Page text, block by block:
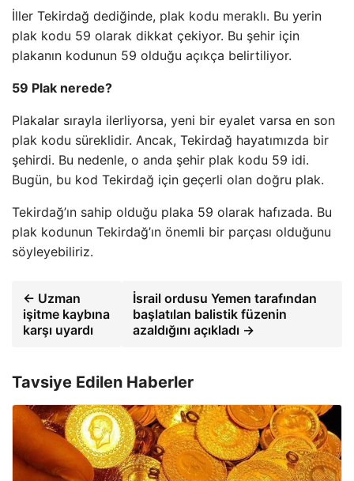
İller Tekirdağ dediğinde, plak kodu meraklı. Bu yerin
plak kodu 59 olarak dikkat çekiyor. Bu şehir için
plakanın kodunun 59 olduğu açıkça belirtiliyor.
59 Plak nerede?
Plakalar sırayla ilerliyorsa, yeni bir eyalet varsa en son
plak kodu süreklidir. Ancak, Tekirdağ hayatımızda bir
şehirdi. Bu nedenle, o anda şehir plak kodu 59 idi.
Bugün, bu kod Tekirdağ için geçerli olan doğru plak.
Tekirdağ’ın sahip olduğu plaka 59 olarak hafızada. Bu
plak kodunun Tekirdağ’ın önemli bir parçası olduğunu
söyleyebiliriz.
← Uzman
işitme kaybına
karşı uyardı
İsrail ordusu Yemen tarafından
başlatılan balistik füzenin
azaldığını açıkladı →
Tavsiye Edilen Haberler